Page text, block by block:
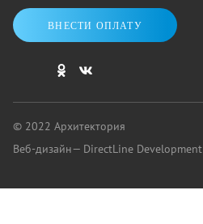
ВНЕСТИ ОПЛАТУ
© 2022 Архитектория
Веб-дизайн— DirectLine Development